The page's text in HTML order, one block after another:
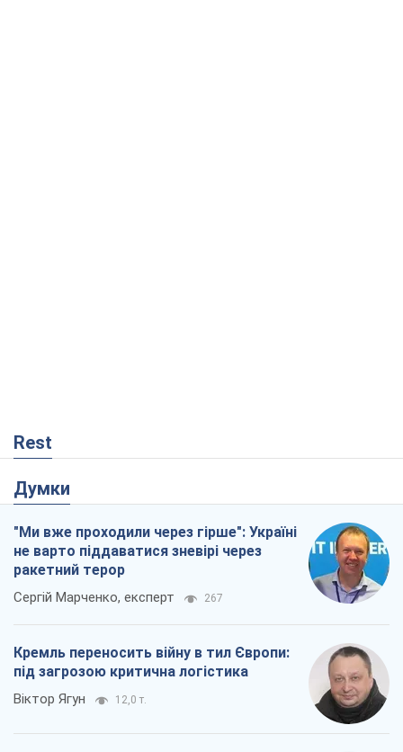
Rest
Думки
"Ми вже проходили через гірше": Україні
не варто піддаватися зневірі через
ракетний терор
Сергій Марченко, експерт 267
Кремль переносить війну в тил Європи:
під загрозою критична логістика
Віктор Ягун 12,0 т.